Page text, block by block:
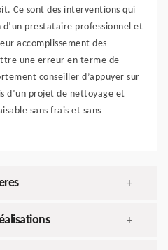
Ce sont des interventions qui
prestataire professionnel et
accomplissement des
une erreur en terme de
conseiller d’appuyer sur
d’un projet de nettoyage et
sans frais et sans
+
+